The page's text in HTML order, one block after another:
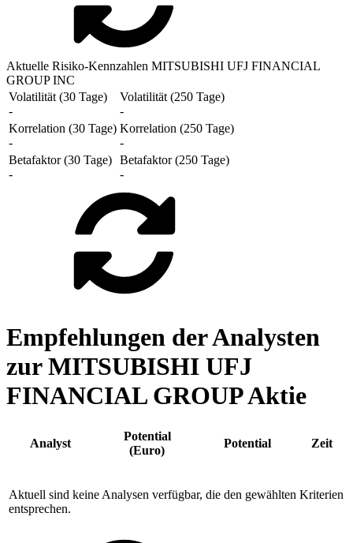
Aktuelle Risiko-Kennzahlen MITSUBISHI UFJ FINANCIAL
GROUP INC
Volatilität (30 Tage)
-
Volatilität (250 Tage)
-
Korrelation (30 Tage)
-
Korrelation (250 Tage)
-
Betafaktor (30 Tage)
-
Betafaktor (250 Tage)
-
Empfehlungen der Analysten
zur MITSUBISHI UFJ
FINANCIAL GROUP Aktie
Analyst
Potential
(Euro)
Potential Zeit
Aktuell sind keine Analysen verfügbar, die den gewählten Kriterien
entsprechen.